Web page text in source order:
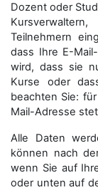
Dozent oder
Teilnehmern
dass Ihre E-
wird, dass sie
Kurse oder
beachten Sie:
Mail-Adresse
Alle Daten
können nach
wenn Sie auf
oder unten auf